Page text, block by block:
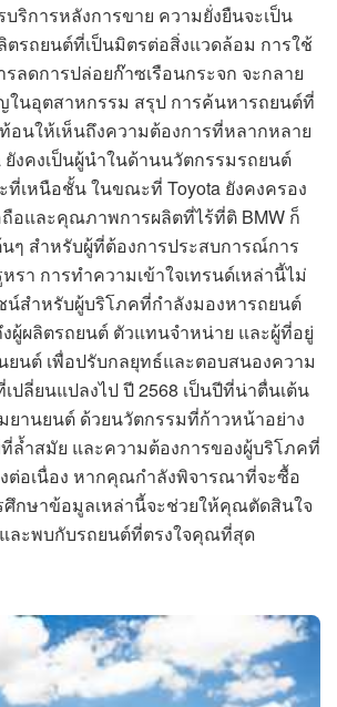
ริการหลังการขาย ความยั่งยืนจะเป็น
รถยนต์ที่เป็นมิตรต่อสิ่งแวดล้อม การใช้
รลดการปล่อยก๊าซเรือนกระจก จะกลาย
ในอุตสาหกรรม สรุป การค้นหารถยนต์ที่
อนให้เห็นถึงความต้องการที่หลากหลาย
ยังคงเป็นผู้นำในด้านนวัตกรรมรถยนต์
เหนือชั้น ในขณะที่ Toyota ยังคงครอง
อและคุณภาพการผลิตที่ไร้ที่ติ BMW ก็
ๆ สำหรับผู้ที่ต้องการประสบการณ์การ
รา การทำความเข้าใจเทรนด์เหล่านี้ไม่
น์สำหรับผู้บริโภคที่กำลังมองหารถยนต์
ผู้ผลิตรถยนต์ ตัวแทนจำหน่าย และผู้ที่อยู่
นต์ เพื่อปรับกลยุทธ์และตอบสนองความ
ปลี่ยนแปลงไป ปี 2568 เป็นปีที่น่าตื่นเต้น
ยานยนต์ ด้วยนวัตกรรมที่ก้าวหน้าอย่าง
ที่ล้ำสมัย และความต้องการของผู้บริโภคที่
ต่อเนื่อง หากคุณกำลังพิจารณาที่จะซื้อ
กษาข้อมูลเหล่านี้จะช่วยให้คุณตัดสินใจ
ละพบกับรถยนต์ที่ตรงใจคุณที่สุด